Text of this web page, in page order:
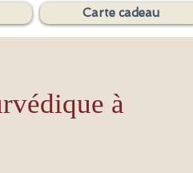
Carte cadeau
à